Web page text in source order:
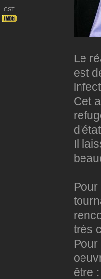
CST
Le
est
Cet
Il
très
être